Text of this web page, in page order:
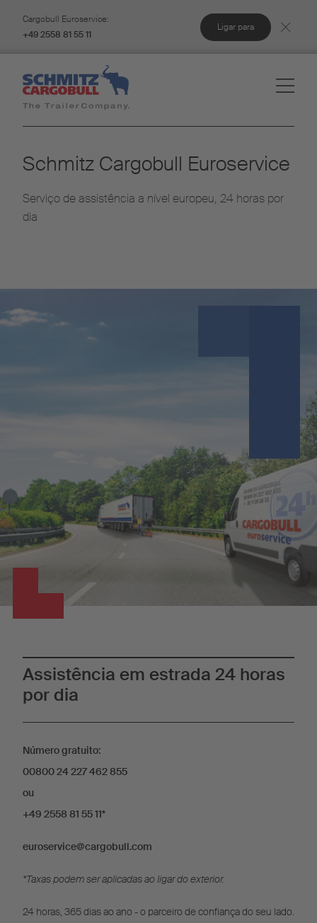
Cargobull Euroservice:
+49 2558 81 55 11
Ligar para
Schmitz Cargobull Euroservice
Serviço de assistência a nível europeu, 24 horas por
dia
Assistência em estrada 24 horas
por dia
Número gratuito:
00800 24 227 462 855
ou
+49 2558 81 55 11*
euroservice@cargobull.com
*Taxas podem ser aplicadas ao ligar do exterior.
24 horas, 365 dias ao ano - o parceiro de confiança do seu lado.